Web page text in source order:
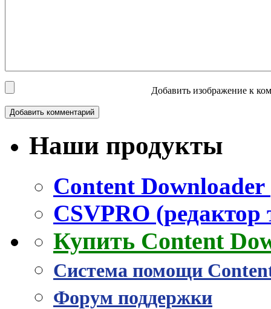
Добавить изображение к
Наши продукты
Content Downloader
CSVPRO (редактор
Купить Content
Система помощи
Форум поддержки